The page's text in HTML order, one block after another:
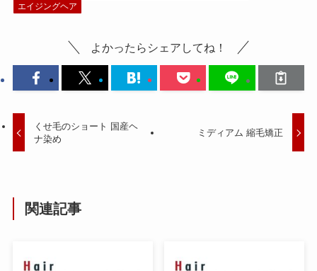
エイジングヘア
よかったらシェアしてね！
くせ毛のショート 国産ヘ
ナ染め
ミディアム 縮毛矯正
関連記事